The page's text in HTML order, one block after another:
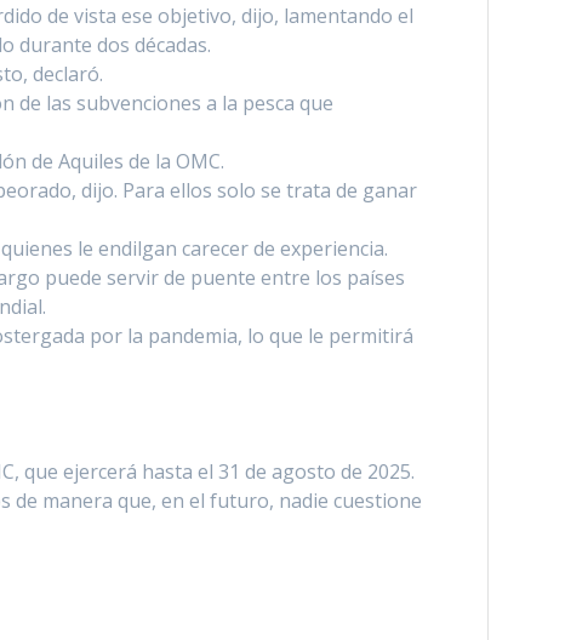
de vista ese objetivo, dijo, lamentando el
durante dos décadas.
declaró.
las subvenciones a la pesca que
de Aquiles de la OMC.
dijo. Para ellos solo se trata de ganar
le endilgan carecer de experiencia.
puede servir de puente entre los paí­ses
por la pandemia, lo que le permitirá
que ejercerá hasta el 31 de agosto de 2025.
manera que, en el futuro, nadie cuestione